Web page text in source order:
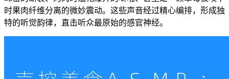
时果肉纤维分离的微妙震动。这些声音经过精心编排，形成独
特的听觉韵律，直击听众最原始的感官神经。